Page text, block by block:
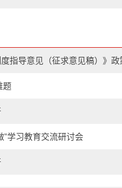
任校长。“九•一八”事变
指导意见（征求意见稿）》政
题
”学习教育交流研讨会